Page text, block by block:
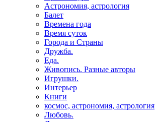
Астрономия, астрология
Балет
Времена года
Время суток
Города и Страны
Дружба.
Еда.
Живопись. Разные авторы
Игрушки.
Интерьер
Книги
космос, астрономия, астрология
Любовь.